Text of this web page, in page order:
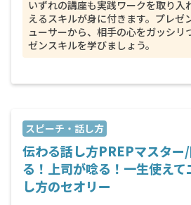
いずれの講座も実践ワークを取り入
えるスキルが身に付きます。プレゼ
ューサーから、相手の心をガッシリ
ゼンスキルを学びましょう。
スピーチ・話し方
伝わる話し方PREPマスター
る！上司が唸る！一生使え
し方のセオリー